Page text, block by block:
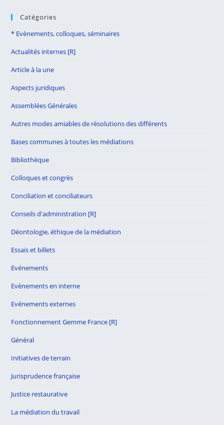
Catégories
* Evènements, colloques, séminaires
Actualités internes [R]
Article à la une
Aspects juridiques
Assemblées Générales
Autres modes amiables de résolutions des différents
Bases communes à toutes les médiations
Bibliothèque
Colloques et congrès
Conciliation et conciliateurs
Conseils d'administration [R]
Déontologie, éthique de la médiation
Essais et billets
Evénements
Evènements en interne
Evénements externes
Fonctionnement Gemme France [R]
Général
Initiatives de terrain
Jurisprudence française
Justice restaurative
La médiation du travail